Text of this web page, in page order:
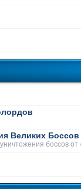
Великих Боссов
боссов от